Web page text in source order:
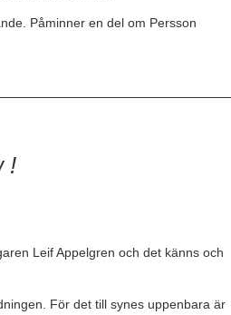
Påminner en del om Persson
!
Leif Appelgren och det känns och
För det till synes uppenbara är